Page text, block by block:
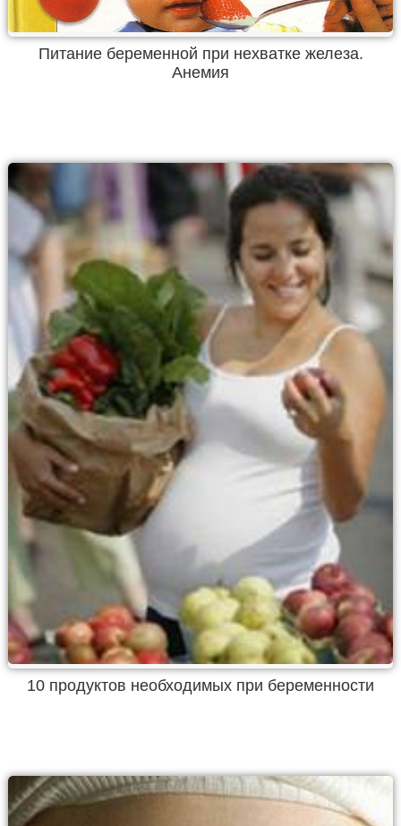
Питание беременной при нехватке железа.
Анемия
10 продуктов необходимых при беременности